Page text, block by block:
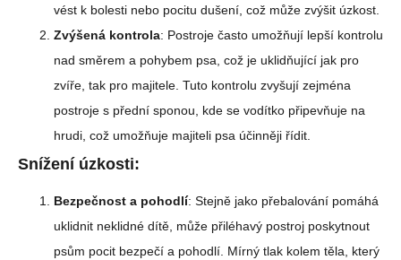
vést k bolesti nebo pocitu dušení, což může zvýšit úzkost.
Zvýšená kontrola: Postroje často umožňují lepší kontrolu
nad směrem a pohybem psa, což je uklidňující jak pro
zvíře, tak pro majitele. Tuto kontrolu zvyšují zejména
postroje s přední sponou, kde se vodítko připevňuje na
hrudi, což umožňuje majiteli psa účinněji řídit.
Snížení úzkosti:
Bezpečnost a pohodlí: Stejně jako přebalování pomáhá
uklidnit neklidné dítě, může přiléhavý postroj poskytnout
psům pocit bezpečí a pohodlí. Mírný tlak kolem těla, který